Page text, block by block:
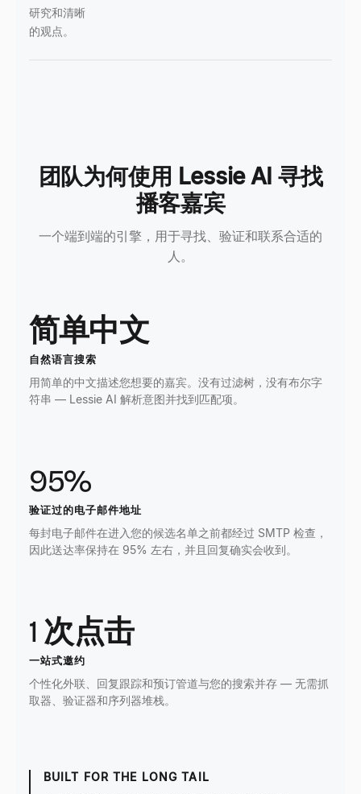
研究和清晰
的观点。
团队为何使用 Lessie AI 寻找
播客嘉宾
一个端到端的引擎，用于寻找、验证和联系合适的
人。
简单中文
自然语言搜索
用简单的中文描述您想要的嘉宾。没有过滤树，没有布尔字
符串 — Lessie AI 解析意图并找到匹配项。
95%
验证过的电子邮件地址
每封电子邮件在进入您的候选名单之前都经过 SMTP 检查，
因此送达率保持在 95% 左右，并且回复确实会收到。
1 次点击
一站式邀约
个性化外联、回复跟踪和预订管道与您的搜索并存 — 无需抓
取器、验证器和序列器堆栈。
BUILT FOR THE LONG TAIL